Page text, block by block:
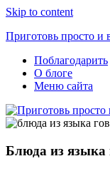
Skip to content
Приготовь просто и
Простые
рецепты
каждый
день
Поблагодарить
О блоге
Меню сайта
Блюда из языка